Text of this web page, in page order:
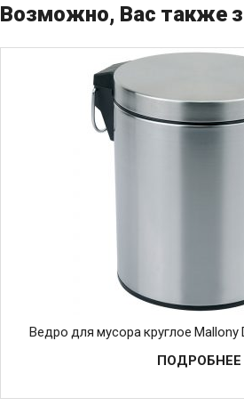
Возможно, Вас также
Ведро для мусора круглое Mallony
ПОДРОБНЕЕ